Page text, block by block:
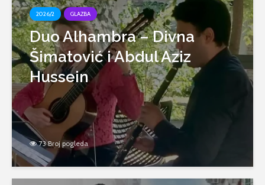
2026/2 GLAZBA
Duo Alhambra – Divna
Šimatović i Abdul Aziz
Hussein
73 Broj pogleda